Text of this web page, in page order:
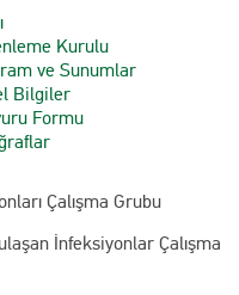
Kurulu
ve Sunumlar
Bilgiler
Formu
Çalışma Grubu
İnfeksiyonlar Çalışma